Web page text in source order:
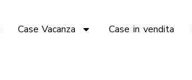
Case Vacanza Case in vendita